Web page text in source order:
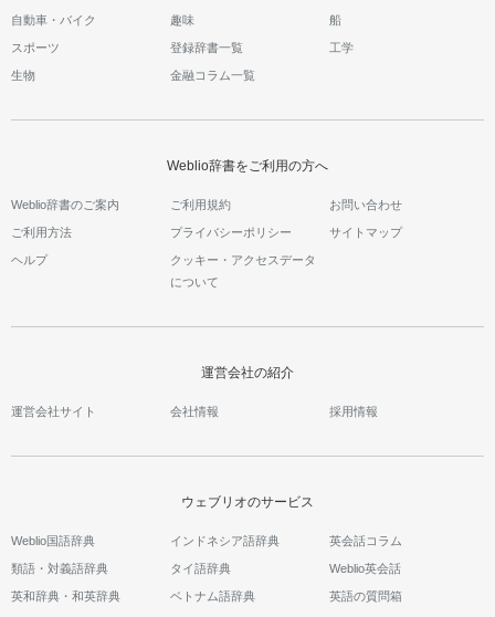
自動車・バイク 趣味 船
スポーツ 登録辞書一覧 工学
生物 金融コラム一覧
Weblio辞書をご利用の方へ
Weblio辞書のご案内 ご利用規約 お問い合わせ
ご利用方法 プライバシーポリシー サイトマップ
ヘルプ
クッキー・アクセスデータ
について
運営会社の紹介
運営会社サイト 会社情報 採用情報
ウェブリオのサービス
Weblio国語辞典
類語・対義語辞典
英和辞典・和英辞典
インドネシア語辞典
タイ語辞典
ベトナム語辞典
英会話コラム
Weblio英会話
英語の質問箱